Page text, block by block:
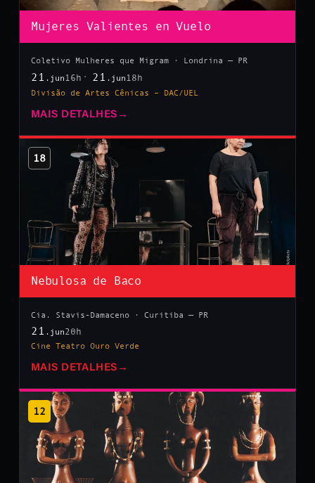
Mujeres Valientes en Vuelo
Coletivo Mulheres que Migram · Londrina — PR
21 .jun 16h 21 .jun 18h
Divisão de Artes Cênicas – DAC/UEL
MAIS DETALHES →
18
Nebulosa de Baco
Cia. Stavis-Damaceno · Curitiba — PR
21 .jun20h
Cine Teatro Ouro Verde
MAIS DETALHES →
12